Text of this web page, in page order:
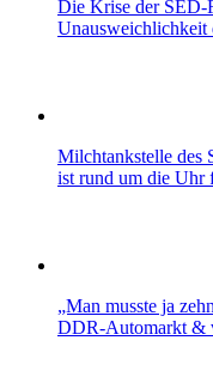
Die Krise der
Unausweichlichkeit
Milchtankstelle des
ist rund um die Uhr
„Man musste ja
DDR-Automarkt &